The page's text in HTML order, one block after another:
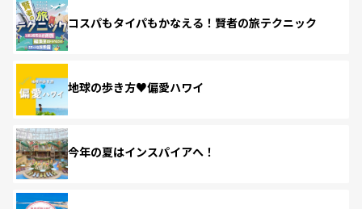
コスパもタイパもかなえる！賢者の旅テクニック
地球の歩き方♥偏愛ハワイ
今年の夏はインスパイアへ！